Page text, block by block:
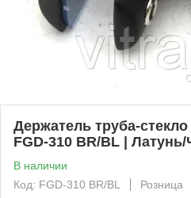
Держатель труба-
FGD-310 BR/BL |
В наличии
Код: FGD-310 BR/BL
Розница